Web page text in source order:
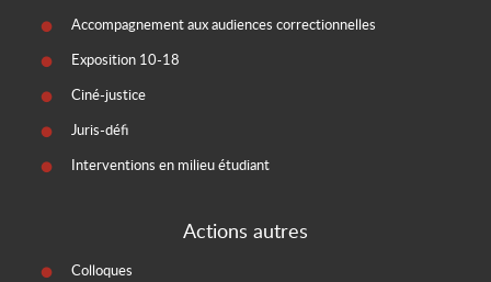
Accompagnement aux audiences correctionnelles
Exposition 10-18
Ciné-justice
Juris-défi
Interventions en milieu étudiant
Actions autres
Colloques